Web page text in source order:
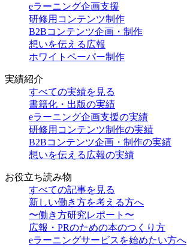
eラーニング企画支援
研修用コンテンツ制作
B2Bコンテンツ企画・制作
想いを伝える広報
ホワイトペーパー制作
実績紹介
すべての実績を見る
書籍化・出版の実績
eラーニング企画支援の実績
研修用コンテンツ制作の実績
B2Bコンテンツ企画・制作の実績
想いを伝える広報の実績
お役立ち読み物
すべての記事を見る
新しい働き方を考える方へ
〜働き方研究レポート〜
広報・PRのための本のつくり方
eラーニングサービスを始めたい方へ